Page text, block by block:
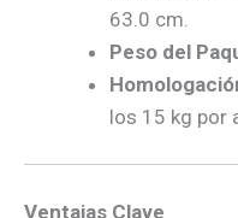
63.0 cm.
Peso del
los 15 kg por
Ventajas Clave